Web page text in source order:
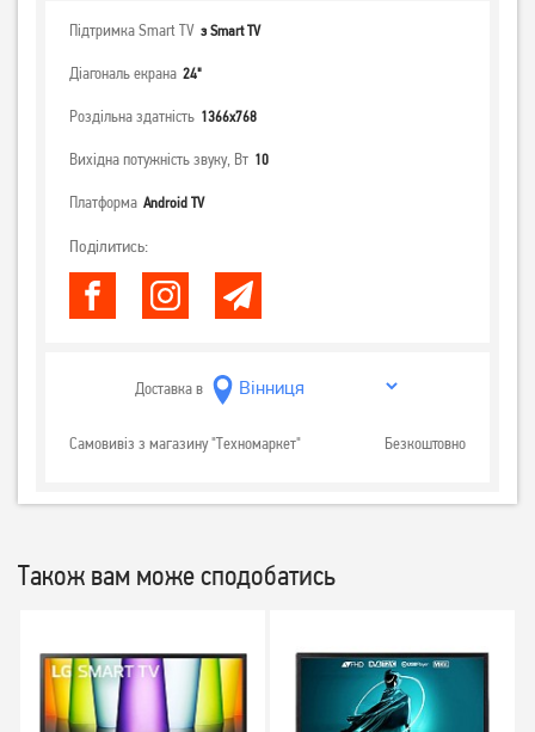
Підтримка Smart TV з Smart TV
Діагональ екрана 24"
Роздільна здатність 1366x768
Вихідна потужність звуку, Вт 10
Платформа Android TV
Поділитись:
Доставка в
Самовивіз з магазину "Техномаркет" Безкоштовно
Також вам може сподобатись